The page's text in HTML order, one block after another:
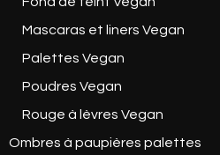
Mascaras et liners Vegan
Palettes Vegan
Poudres Vegan
Rouge à lèvres Vegan
Ombres à paupières palettes